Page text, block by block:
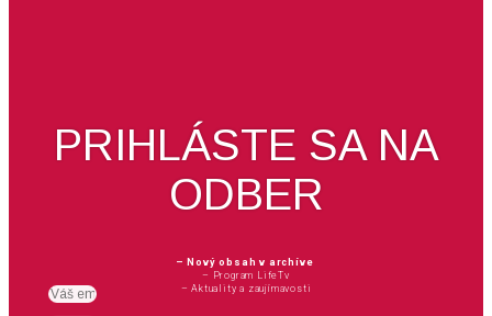
PRIHLÁSTE SA NA
ODBER
– Nový obsah v archíve
– Program LifeTv
– Aktuality a zaujímavosti